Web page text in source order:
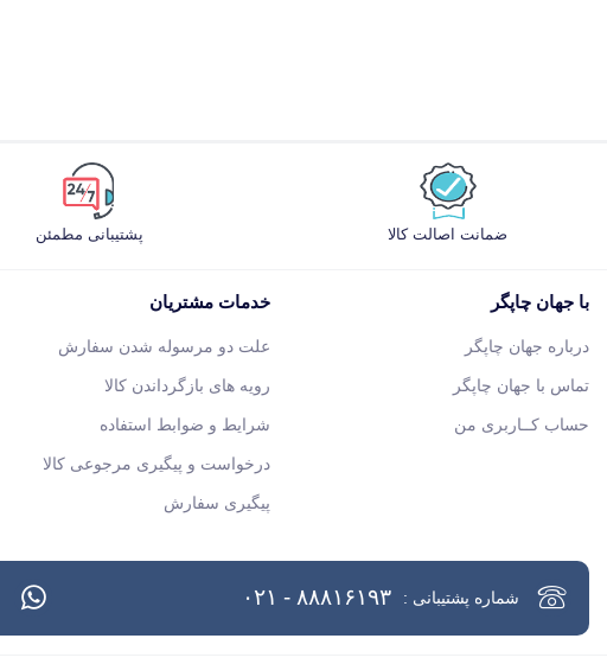
ضمانت اصالت کالا پشتیبانی مطمئن
با جهان چاپگر
درباره جهان چاپگر
تماس با جهان چاپگر
حساب کــاربری من
خدمات مشتریان
علت دو مرسوله شدن سفارش
رویه های بازگرداندن کالا
شرایط و ضوابط استفاده
درخواست و پیگیری مرجوعی کالا
پیگیری سفارش
شماره پشتیبانی : ۸۸۸۱۶۱۹۳ - ۰۲۱